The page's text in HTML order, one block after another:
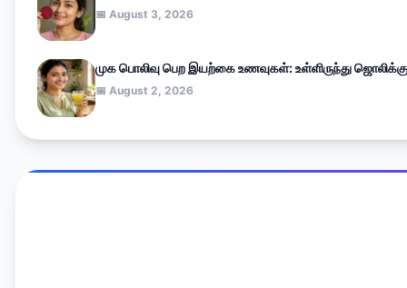
📅 August 3, 2026
முக பொலிவு பெற இயற்கை உணவுகள்: உள்ளிருந்து
📅 August 2, 2026